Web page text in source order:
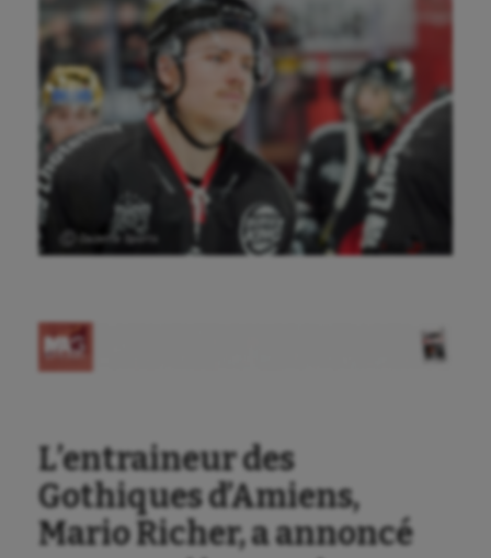
Aéronautique
Athlétisme
Baseball
Billard
Boules lyonnaises
Ⓒ Gazette Sports
L’entraineur des
Gothiques d’Amiens,
Mario Richer, a annoncé